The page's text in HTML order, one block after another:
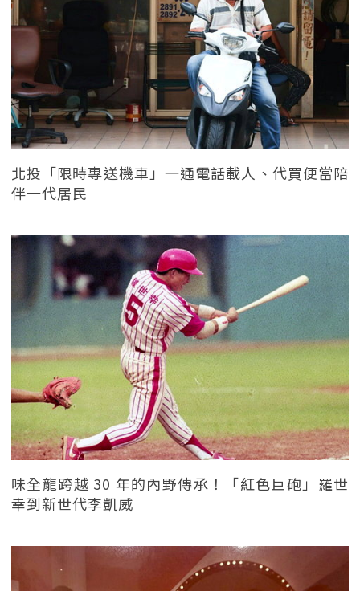
北投「限時專送機車」一通電話載人、代買便當陪
伴一代居民
味全龍跨越 30 年的內野傳承！「紅色巨砲」羅世
幸到新世代李凱威